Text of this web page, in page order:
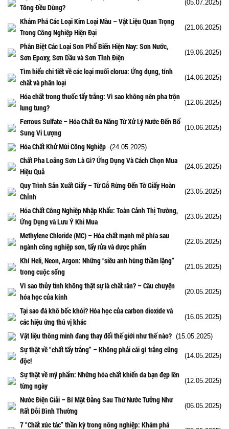
Tông Đều Dùng?
(05.07.2025)
Khám Phá Các Loại Kim Loại Màu – Vật Liệu Quan Trọng
Trong Công Nghiệp Hiện Đại
(21.06.2025)
Phân Biệt Các Loại Sơn Phổ Biến Hiện Nay: Sơn Nước,
Sơn Epoxy, Sơn Dầu và Sơn Tĩnh Điện
(19.06.2025)
Tìm hiểu chi tiết về các loại muối clorua: Ứng dụng, tính
chất và phân loại
(14.06.2025)
Hóa chất trong thuốc tẩy trắng: Vì sao không nên pha trộn
lung tung?
(12.06.2025)
Ferrous Sulfate – Hóa Chất Đa Năng Từ Xử Lý Nước Đến Bổ
Sung Vi Lượng
(10.06.2025)
Hóa Chất Khử Mùi Công Nghiệp (24.05.2025)
Chất Pha Loãng Sơn Là Gì? Ứng Dụng Và Cách Chọn Mua
Hiệu Quả
(24.05.2025)
Quy Trình Sản Xuất Giấy – Từ Gỗ Rừng Đến Tờ Giấy Hoàn
Chỉnh
(23.05.2025)
Hóa Chất Công Nghiệp Nhập Khẩu: Toàn Cảnh Thị Trường,
Ứng Dụng và Lưu Ý Khi Mua
(23.05.2025)
Methylene Chloride (MC) – Hóa chất mạnh mẽ phía sau
ngành công nghiệp sơn, tẩy rửa và dược phẩm
(22.05.2025)
Khí Heli, Neon, Argon: Những “siêu anh hùng thầm lặng”
trong cuộc sống
(21.05.2025)
Vì sao thủy tinh không thật sự là chất rắn? – Câu chuyện
hóa học của kính
(20.05.2025)
Tại sao đá khô bốc khói? Hóa học của carbon dioxide và
các hiệu ứng thú vị khác
(16.05.2025)
Vật liệu thông minh đang thay đổi thế giới như thế nào? (15.05.2025)
Sự thật về “chất tẩy trắng” – Không phải cái gì trắng cũng
độc!
(14.05.2025)
Sự thật về mỹ phẩm: Những hóa chất khiến da bạn đẹp lên
từng ngày
(12.05.2025)
Nước Điện Giải – Bí Mật Đằng Sau Thứ Nước Tưởng Như
Rất Đỗi Bình Thường
(06.05.2025)
7 “Chất xúc tác” thần kỳ trong nông nghiệp: Khám phá